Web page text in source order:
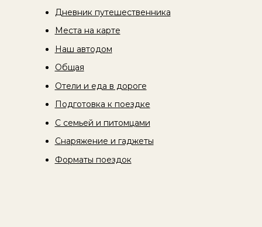
Дневник путешественника
Места на карте
Наш автодом
Общая
Отели и еда в дороге
Подготовка к поездке
С семьей и питомцами
Снаряжение и гаджеты
Форматы поездок